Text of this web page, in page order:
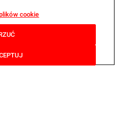
cookie